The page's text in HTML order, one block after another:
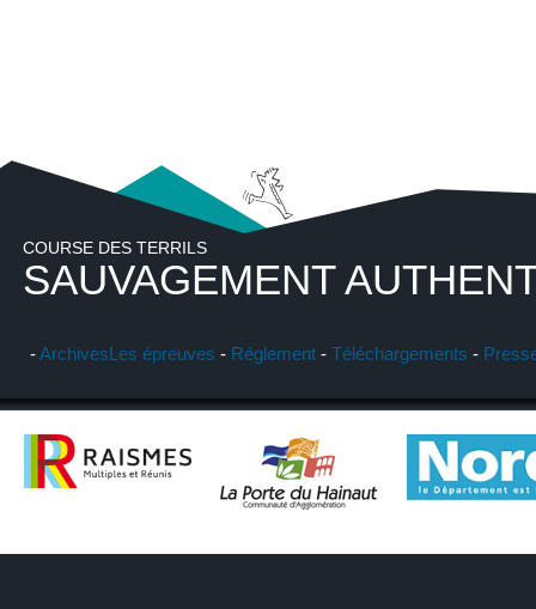
COURSE DES TERRILS
SAUVAGEMENT
-ArchivesLes épreuves - Réglement - Téléchargements -